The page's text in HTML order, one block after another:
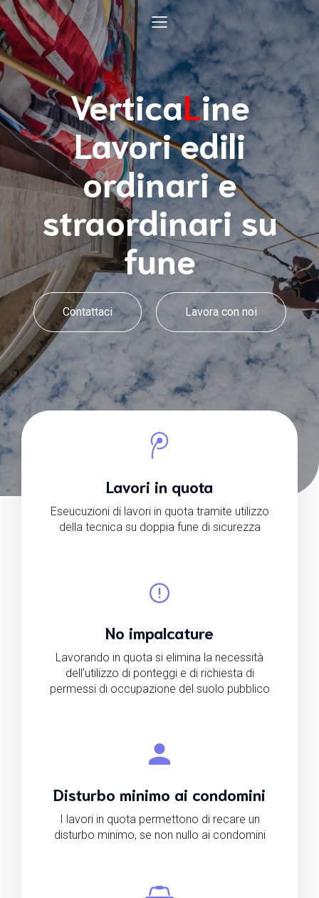
VerticaLine
Lavori edili
ordinari e
straordinari su
fune
Contattaci Lavora con noi
Lavori in quota
Eseucuzioni di lavori in quota tramite utilizzo
della tecnica su doppia fune di sicurezza
No impalcature
Lavorando in quota si elimina la necessità
dell’utilizzo di ponteggi e di richiesta di
permessi di occupazione del suolo pubblico
Disturbo minimo ai condomini
I lavori in quota permettono di recare un
disturbo minimo, se non nullo ai condomini